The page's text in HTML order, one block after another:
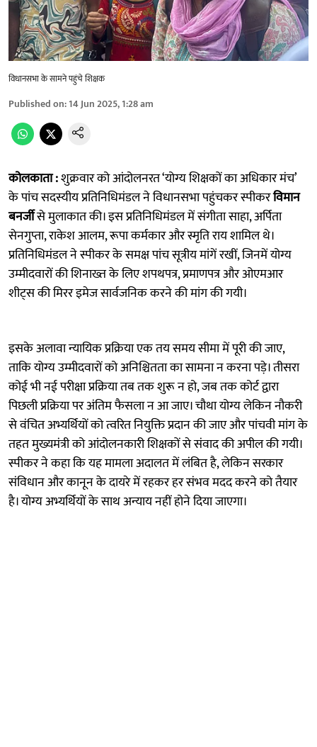
विधानसभा के सामने पहुंचे शिक्षक
Published on:14 Jun 2025, 1:28 am
कोलकाता :शुक्रवार को आंदोलनरत ‘योग्य शिक्षकों का अधिकार मंच’
के पांच सदस्यीय प्रतिनिधिमंडल ने विधानसभा पहुंचकर स्पीकरविमान
बनर्जीसे मुलाकात की। इस प्रतिनिधिमंडल में संगीता साहा, अर्पिता
सेनगुप्ता, राकेश आलम, रूपा कर्मकार और स्मृति राय शामिल थे।
प्रतिनिधिमंडल ने स्पीकर के समक्ष पांच सूत्रीय मांगें रखीं, जिनमें योग्य
उम्मीदवारों की शिनाख्त के लिए शपथपत्र, प्रमाणपत्र और ओएमआर
शीट्स की मिरर इमेज सार्वजनिक करने की मांग की गयी।
इसके अलावा न्यायिक प्रक्रिया एक तय समय सीमा में पूरी की जाए,
ताकि योग्य उम्मीदवारों को अनिश्चितता का सामना न करना पड़े। तीसरा
कोई भी नई परीक्षा प्रक्रिया तब तक शुरू न हो, जब तक कोर्ट द्वारा
पिछली प्रक्रिया पर अंतिम फैसला न आ जाए। चौथा योग्य लेकिन नौकरी
से वंचित अभ्यर्थियों को त्वरित नियुक्ति प्रदान की जाए और पांचवी मांग के
तहत मुख्यमंत्री को आंदोलनकारी शिक्षकों से संवाद की अपील की गयी।
स्पीकर ने कहा कि यह मामला अदालत में लंबित है, लेकिन सरकार
संविधान और कानून के दायरे में रहकर हर संभव मदद करने को तैयार
है। योग्य अभ्यर्थियों के साथ अन्याय नहीं होने दिया जाएगा।